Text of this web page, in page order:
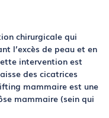
chirurgicale qui
l’excès de peau et en
intervention est
des cicatrices
mammaire est une
mammaire (sein qui